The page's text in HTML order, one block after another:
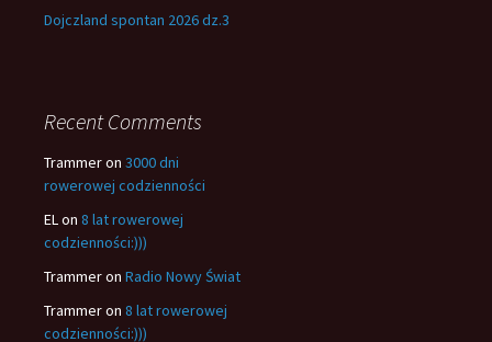
Dojczland spontan 2026 dz.3
Recent Comments
Trammeron 3000 dni
rowerowej codzienności
ELon 8 lat rowerowej
codzienności:)))
Trammeron Radio Nowy Świat
Trammeron 8 lat rowerowej
codzienności:)))